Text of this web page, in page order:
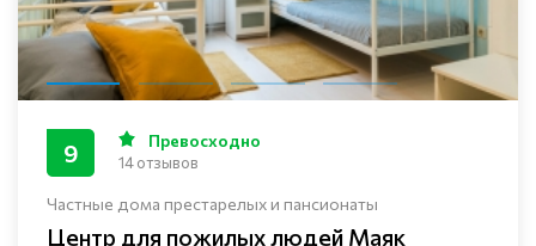
Частные дома престарелых и пансионаты
Центр для пожилых людей Маяк
9 Превосходно
14 отзывов